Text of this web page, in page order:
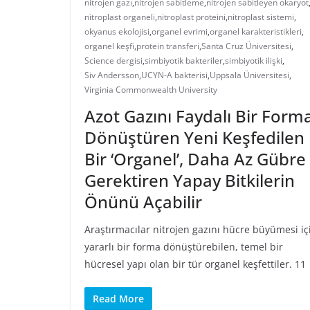
nitroplast organeli,nitroplast proteini,nitroplast sistemi,
okyanus ekolojisi,organel evrimi,organel karakteristikleri,
organel keşfi,protein transferi,Santa Cruz Üniversitesi,
Science dergisi,simbiyotik bakteriler,simbiyotik ilişki,
Siv Andersson,UCYN-A bakterisi,Uppsala Üniversitesi,
Virginia Commonwealth University
Azot Gazını Faydalı Bir
Dönüştüren Yeni Keşfedilen
Bir ‘Organel’, Daha Az Gübre
Gerektiren Yapay Bitkilerin
Önünü Açabilir
Araştırmacılar nitrojen gazını hücre büyümesi
yararlı bir forma dönüştürebilen, temel bir
hücresel yapı olan bir tür organel keşfettiler. 11
Read More